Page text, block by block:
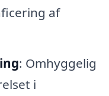
af
: Omhyggelig
i